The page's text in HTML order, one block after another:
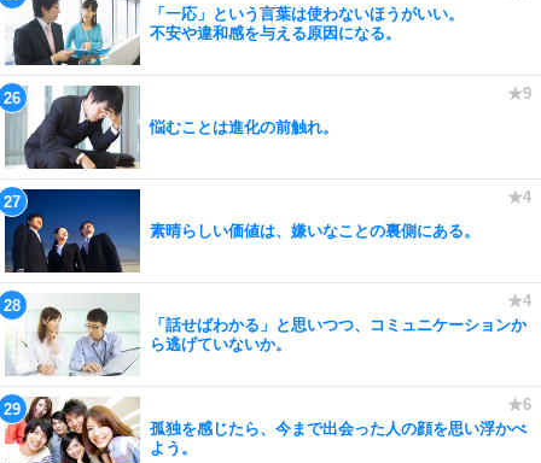
「一応」という言葉は使わないほうがいい。
不安や違和感を与える原因になる。
悩むことは進化の前触れ。
素晴らしい価値は、嫌いなことの裏側にある。
「話せばわかる」と思いつつ、コミュニケーションか
ら逃げていないか。
孤独を感じたら、今まで出会った人の顔を思い浮かべ
よう。